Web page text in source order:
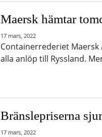
Maersk hämtar
17 mars, 2022
Containerrederiet
alla anlöp till Ryssland.
Bränslepriserna
17 mars, 2022